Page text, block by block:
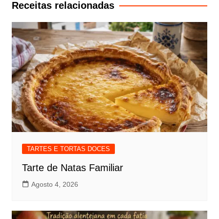
Receitas relacionadas
TARTES E TORTAS DOCES
Tarte de Natas Familiar
Agosto 4, 2026